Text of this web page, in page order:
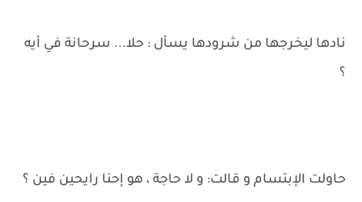
نادها ليخرجها من شرودها يسأل : حلا... سرحانة في أيه
؟
حاولت الإبتسام و قالت: و لا حاجة ، هو إحنا رايحين فين ؟